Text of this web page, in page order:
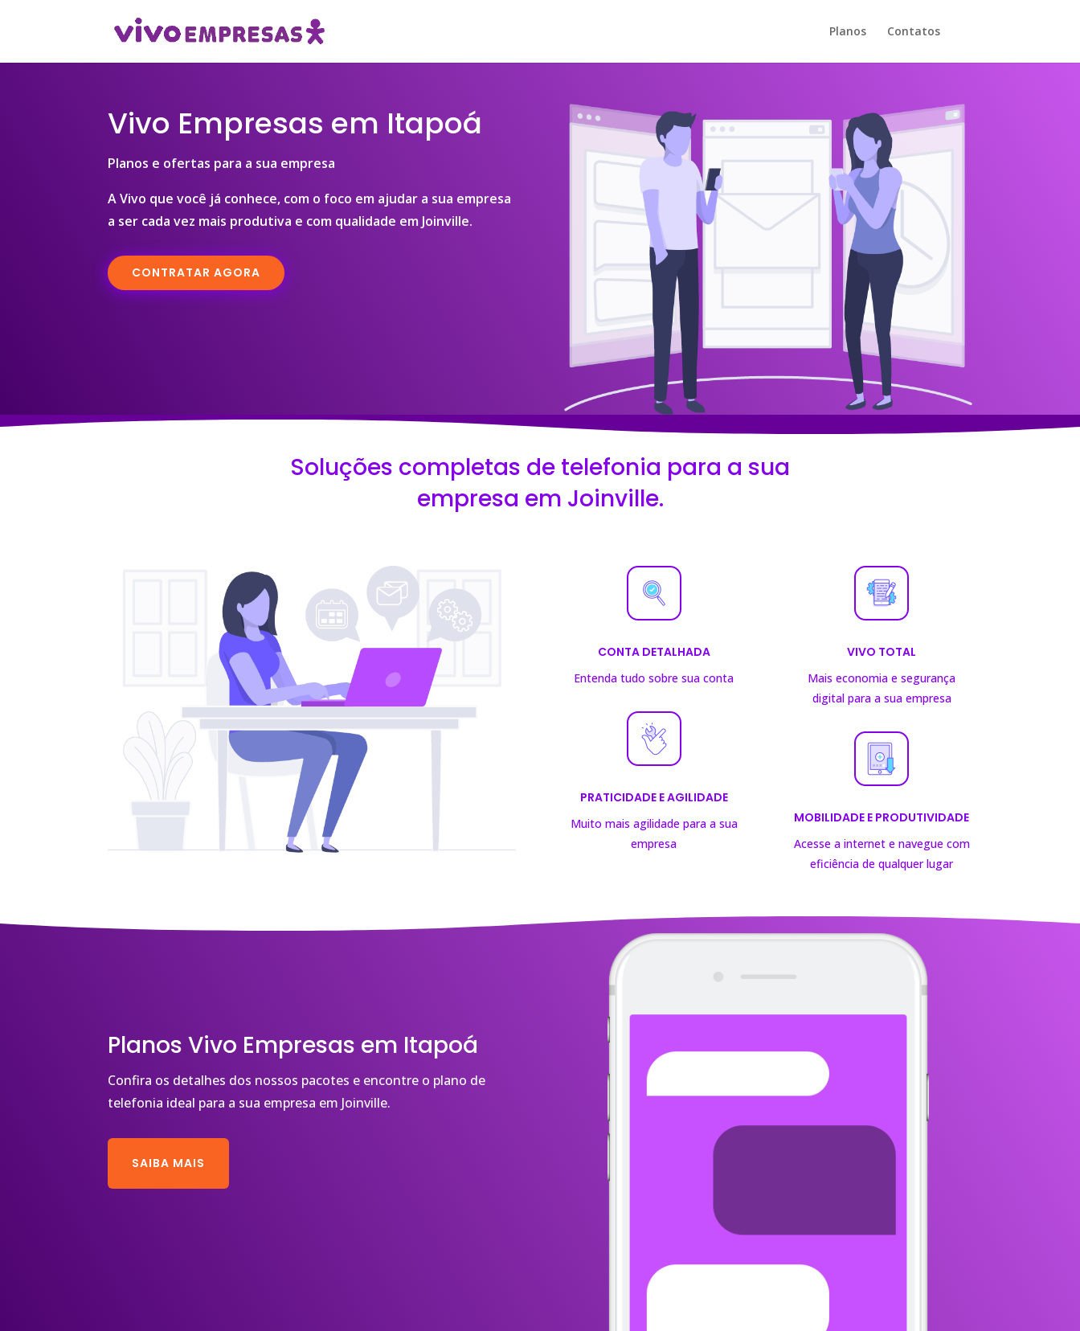
Planos Contatos
Vivo Empresas em Itapoá
Planos e ofertas para a sua empresa
A Vivo que você já conhece, com o foco em ajudar a sua empresa
a ser cada vez mais produtiva e com qualidade em Joinville.
CONTRATAR AGORA
Soluções completas de telefonia para a sua
empresa em Joinville.
CONTA DETALHADA
Entenda tudo sobre sua conta
PRATICIDADE E AGILIDADE
Muito mais agilidade para a sua
empresa
VIVO TOTAL
Mais economia e segurança
digital para a sua empresa
MOBILIDADE E PRODUTIVIDADE
Acesse a internet e navegue com
eficiência dequalquer lugar
Planos Vivo Empresas em Itapoá
Confira os detalhes dos nossos pacotes e encontre o plano de
telefonia ideal para a sua empresa em Joinville.
SAIBA MAIS